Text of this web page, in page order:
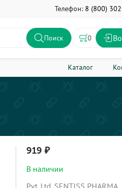
Телефон: 8 (800)
Поиск 0
Каталог
919
В наличии
Pvt. Ltd. SENTISS PHARMA